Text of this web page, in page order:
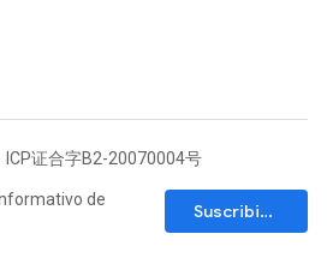
ICP证合字B2-20070004号
de
Suscribirse